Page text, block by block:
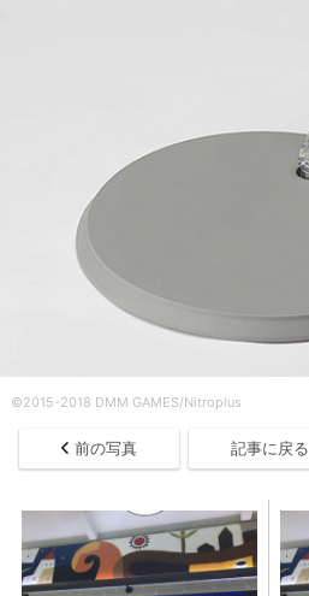
©2015-2018 DMM GAMES/Nitroplus
前の写真 記事に戻る